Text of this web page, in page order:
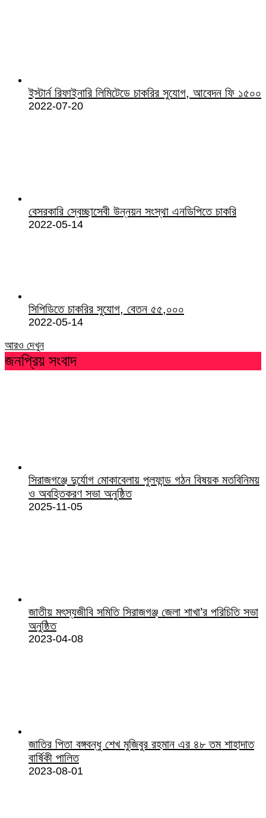
ইস্টার্ন রিফাইনারি লিমিটেডে চাকরির সুযোগ, আবেদন ফি ১৫০০
2022-07-20
বেসরকারি স্বেচ্ছাসেবী উন্নয়ন সংস্থা এনডিপিতে চাকরি
2022-05-14
সিপিডিতে চাকরির সুযোগ, বেতন ৫৫,০০০
2022-05-14
আরও দেখুন
জনপ্রিয় সংবাদ
সিরাজগঞ্জে দুর্যোগ মোকাবেলায় পুলফান্ড গঠন বিষয়ক মতবিনিময়
ও অবহিতকরণ সভা অনুষ্ঠিত
2025-11-05
জাতীয় মৎস্যজীবি সমিতি সিরাজগঞ্জ জেলা শাখা’র পরিচিতি সভা
অনুষ্ঠিত
2023-04-08
জাতির পিতা বঙ্গবন্ধু শেখ মুজিবুর রহমান এর ৪৮ তম শাহাদাত
বার্ষিকী পালিত
2023-08-01